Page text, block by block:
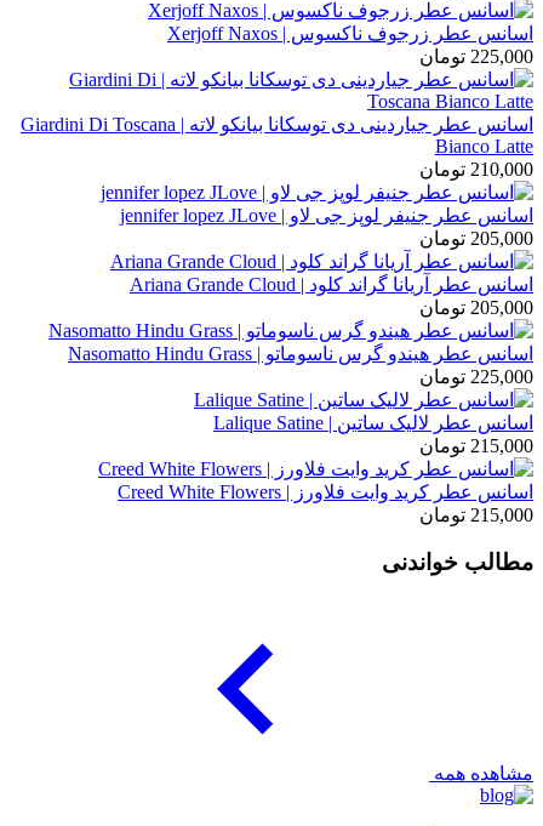
اسانس عطر زرجوف ناکسوس | Xerjoff Naxos
225,000 تومان
اسانس عطر جیاردینی دی توسکانا بیانکو لاته | Giardini Di Toscana
Bianco Latte
210,000 تومان
اسانس عطر جنیفر لوپز جی لاو | jennifer lopez JLove
205,000 تومان
اسانس عطر آریانا گراند کلود | Ariana Grande Cloud
205,000 تومان
اسانس عطر هیندو گرس ناسوماتو | Nasomatto Hindu Grass
225,000 تومان
اسانس عطر لالیک ساتین | Lalique Satine
215,000 تومان
اسانس عطر کرید وایت فلاورز | Creed White Flowers
215,000 تومان
مطالب خواندنی
مشاهده همه